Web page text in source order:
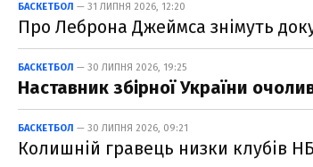
БАСКЕТБОЛ — 31 ЛИПНЯ 2026, 12:20
Про Леброна Джеймса знімуть
БАСКЕТБОЛ — 30 ЛИПНЯ 2026, 19:25
Наставник збірної України
БАСКЕТБОЛ — 30 ЛИПНЯ 2026, 09:21
Колишній гравець низки клубів